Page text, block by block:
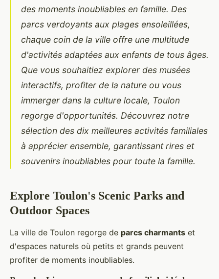
des moments inoubliables en famille. Des
parcs verdoyants aux plages ensoleillées,
chaque coin de la ville offre une multitude
d'activités adaptées aux enfants de tous âges.
Que vous souhaitiez explorer des musées
interactifs, profiter de la nature ou vous
immerger dans la culture locale, Toulon
regorge d'opportunités. Découvrez notre
sélection des dix meilleures activités familiales
à apprécier ensemble, garantissant rires et
souvenirs inoubliables pour toute la famille.
Explore Toulon's Scenic Parks and
Outdoor Spaces
La ville de Toulon regorge de parcs charmants et
d'espaces naturels où petits et grands peuvent
profiter de moments inoubliables.